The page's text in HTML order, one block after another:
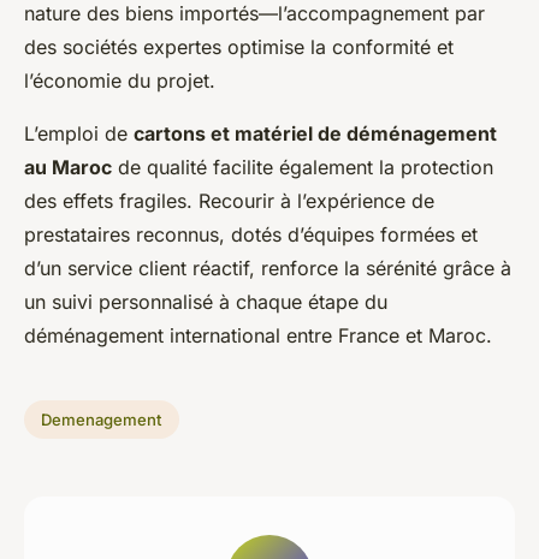
nature des biens importés—l’accompagnement par
des sociétés expertes optimise la conformité et
l’économie du projet.
L’emploi de cartons et matériel de déménagement
au Maroc de qualité facilite également la protection
des effets fragiles. Recourir à l’expérience de
prestataires reconnus, dotés d’équipes formées et
d’un service client réactif, renforce la sérénité grâce à
un suivi personnalisé à chaque étape du
déménagement international entre France et Maroc.
Demenagement